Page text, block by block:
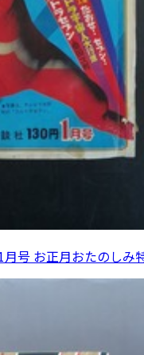
月号 お正月おたのしみ